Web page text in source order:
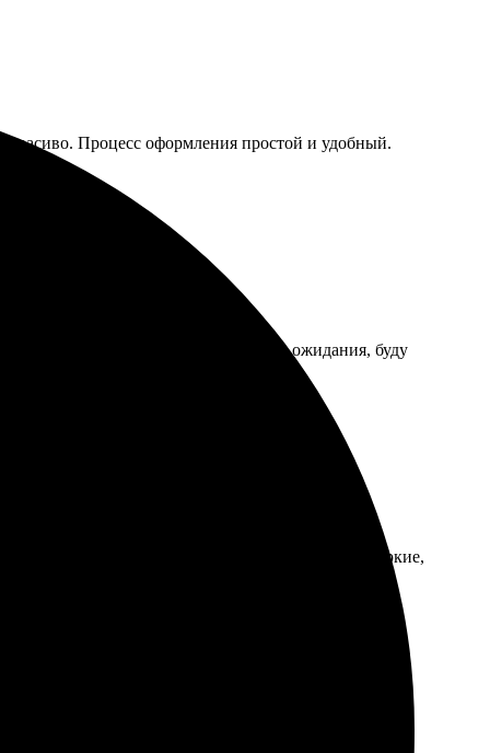
красиво. Процесс оформления простой и удобный.
на высоте! Результат превзошел ожидания, буду
заказ. Качество изображения отличное, цвета яркие,